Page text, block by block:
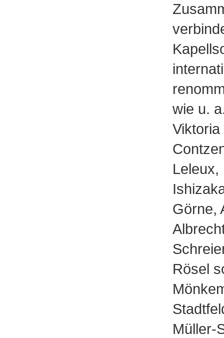
wie u.
Leleux,
Görne,
Rösel
Müller-